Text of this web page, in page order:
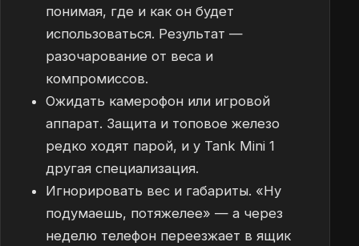
понимая, где и как он будет
использоваться. Результат —
разочарование от веса и
компромиссов.
Ожидать камерофон или игровой
аппарат. Защита и топовое железо
редко ходят парой, и у Tank Mini 1
другая специализация.
Игнорировать вес и габариты. «Ну
подумаешь, потяжелее» — а через
неделю телефон переезжает в ящик